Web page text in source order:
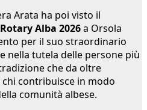
Arata ha poi visto il
Alba 2026a Orsola
per il suo straordinario
nella tutela delle persone più
che da oltre
contribuisce in modo
comunità albese.